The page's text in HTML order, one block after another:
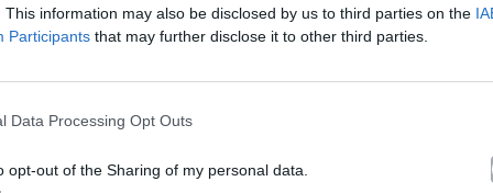
This information may also be disclosed by us to third parties on the
Participants that may further disclose it to other third parties.
Data Processing Opt Outs
opt-out of the Sharing of my personal data.